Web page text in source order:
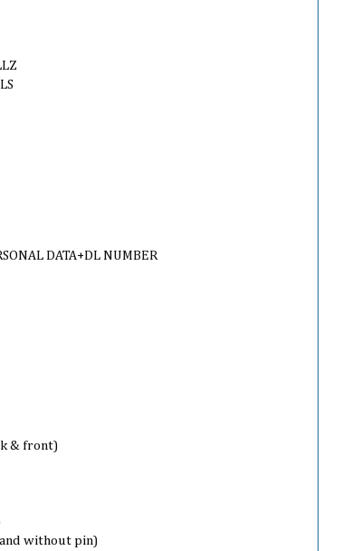
DATA+DL NUMBER
& front)
without pin)